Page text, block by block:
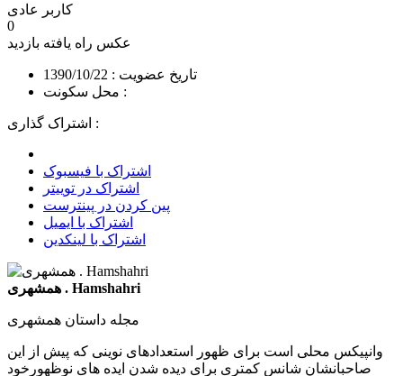
کاربر عادی
0
عکس راه یافته بازدید
تاریخ عضویت : 1390/10/22
محل سکونت :
اشتراک گذاری :
اشتراک با فیسبوک
اشتراک در توییتر
پین کردن در پینترست
اشتراک با ایمیل
اشتراک با لینکدین
همشهری . Hamshahri
مجله داستان همشهری
وانپیکس محلی است برای ظهور استعدادهای نوینی که پیش از این
صاحبانشان شانس کمتری برای دیده شدن ایده های نوظهورخود